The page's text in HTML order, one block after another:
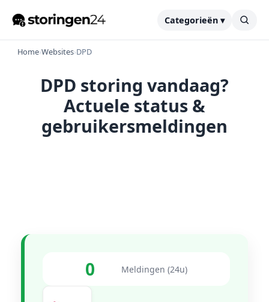
Categorieën ▾
Home›Websites›DPD
DPD storing vandaag?
Actuele status &
gebruikersmeldingen
0 Meldingen (24u)